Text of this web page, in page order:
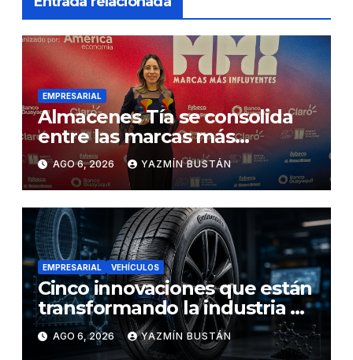
EMPRESARIAL
Almacenes Tía se consolida
entre las marcas más
influyentes del Ecuador
AGO 6, 2026 YAZMÍN BUSTÁN
EMPRESARIAL VEHÍCULOS
Cinco innovaciones que están
transformando la industria de
los neumáticos y redefinen el
futuro de la movilidad
AGO 6, 2026 YAZMÍN BUSTÁN